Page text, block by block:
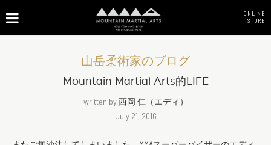
ONLINE
STORE
山岳柔術家のブログ
Mountain Martial Arts的LIFE
written by西岡 仁（エディ）
July 21, 2016